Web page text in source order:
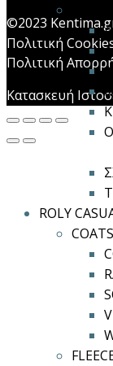
ROLY
COATS
©2023
Πολιτική
Πολιτική
Κατασκευή